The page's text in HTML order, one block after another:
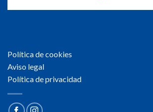
Política de cookies
Aviso legal
Política de privacidad